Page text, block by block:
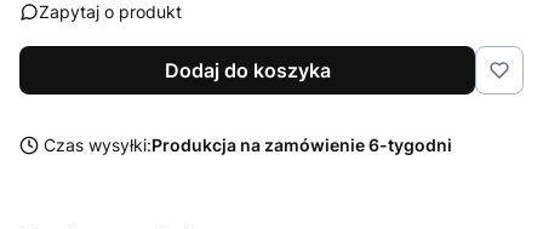
Zapytaj o produkt
Dodaj do koszyka
Czas wysyłki:Produkcja na zamówienie 6-tygodni